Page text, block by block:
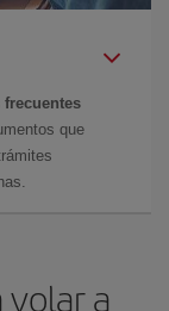
frecuentes
que
a